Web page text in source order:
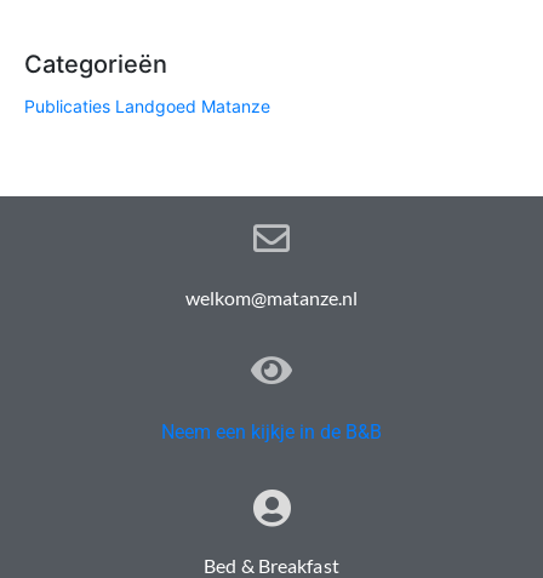
Categorieën
Publicaties Landgoed Matanze
welkom@matanze.nl
Neem een kijkje in de B&B
Bed & Breakfast